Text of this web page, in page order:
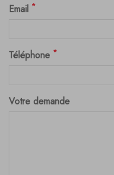
Email *
Téléphone *
Votre demande